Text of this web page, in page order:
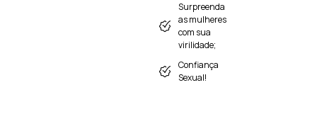
Surpreenda
as mulheres
com sua
virilidade;
Confiança
Sexual!